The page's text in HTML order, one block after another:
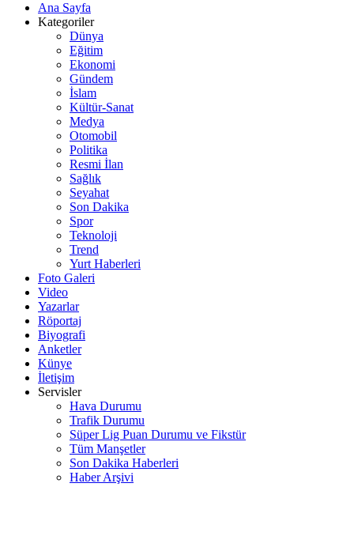
Ana Sayfa
Kategoriler
Dünya
Eğitim
Ekonomi
Gündem
İslam
Kültür-Sanat
Medya
Otomobil
Politika
Resmi İlan
Sağlık
Seyahat
Son Dakika
Spor
Teknoloji
Trend
Yurt Haberleri
Foto Galeri
Video
Yazarlar
Röportaj
Biyografi
Anketler
Künye
İletişim
Servisler
Hava Durumu
Trafik Durumu
Süper Lig Puan Durumu ve Fikstür
Tüm Manşetler
Son Dakika Haberleri
Haber Arşivi